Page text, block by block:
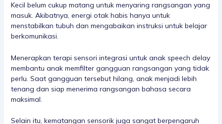
Kecil belum cukup matang untuk menyaring rangsangan yang
masuk. Akibatnya, energi otak habis hanya untuk
menstabilkan tubuh dan mengabaikan instruksi untuk belajar
berkomunikasi.
Menerapkan terapi sensori integrasi untuk anak speech delay
membantu anak memfilter gangguan rangsangan yang tidak
perlu. Saat gangguan tersebut hilang, anak menjadi lebih
tenang dan siap menerima rangsangan bahasa secara
maksimal.
Selain itu, kematangan sensorik juga sangat berpengaruh